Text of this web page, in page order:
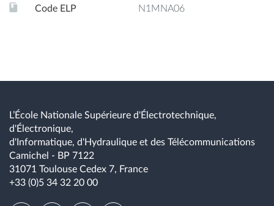
Code ELP N1MNA06
L’École Nationale Supérieure d'Électrotechnique,
d'Électronique,
d'Informatique, d'Hydraulique et des Télécommunications
Camichel - BP 7122
31071 Toulouse Cedex 7, France
+33 (0)5 34 32 20 00